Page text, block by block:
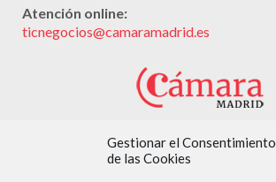
Gestionar el Consentimiento
de las Cookies
Atención online:
ticnegocios@camaramadrid.es
Con la colaboración de: